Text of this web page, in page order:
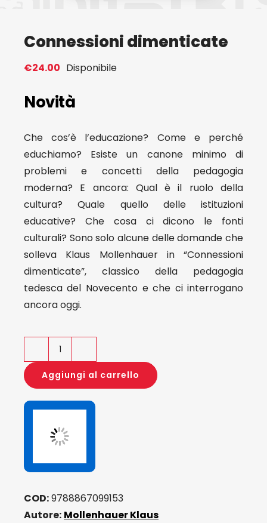
Connessioni dimenticate
€24.00 Disponibile
Novità
Che cos’è l’educazione? Come e perché
educhiamo? Esiste un canone minimo di
problemi e concetti della pedagogia
moderna? E ancora: Qual è il ruolo della
cultura? Quale quello delle istituzioni
educative? Che cosa ci dicono le fonti
culturali? Sono solo alcune delle domande che
solleva Klaus Mollenhauer in “Connessioni
dimenticate”, classico della pedagogia
tedesca del Novecento e che ci interrogano
ancora oggi.
Connessioni
dimenticate
quantità
Aggiungi al carrello
COD:9788867099153
Autore: Mollenhauer Klaus